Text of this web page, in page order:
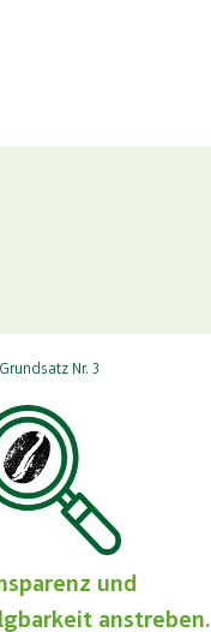
Grundsatz Nr. 3
und
anstreben.